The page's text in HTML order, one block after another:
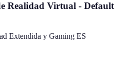
Realidad Virtual - Default
Extendida y Gaming ES